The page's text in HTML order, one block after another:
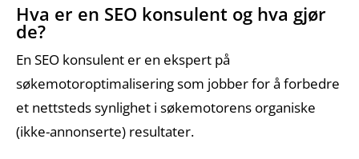
Portefølje
Hva er en SEO konsulent og hva gjør
de?
En SEO konsulent er en ekspert på
søkemotoroptimalisering som jobber for å forbedre
et nettsteds synlighet i søkemotorens organiske
(ikke-annonserte) resultater.